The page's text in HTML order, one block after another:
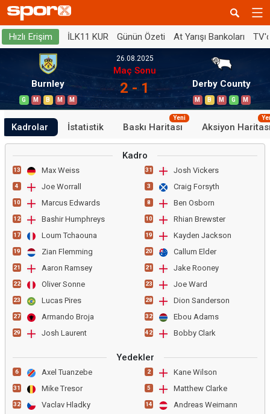
Hızlı Erişim İLK11 KUR Günün Özeti At Yarışı Bankoları
Burnley
G M B M M
26.08.2025
Maç Sonu
2 - 1 Derby County
M B M G M
Kadrolar İstatistik Baskı Haritası
Yeni
Aksiyon
Kadro
13 Max Weiss
4 Joe Worrall
10 Marcus Edwards
12 Bashir Humphreys
17 Loum Tchaouna
19 Zian Flemming
21 Aaron Ramsey
22 Oliver Sonne
23 Lucas Pires
27 Armando Broja
29 Josh Laurent
31 Josh Vickers
3 Craig Forsyth
8 Ben Osborn
10 Rhian Brewster
19 Kayden Jackson
20 Callum Elder
21 Jake Rooney
23 Joe Ward
28 Dion Sanderson
32 Ebou Adams
42 Bobby Clark
Yedekler
6 Axel Tuanzebe
31 Mike Tresor
32 Vaclav Hladky
2 Kane Wilson
5 Matthew Clarke
14 Andreas Weimann